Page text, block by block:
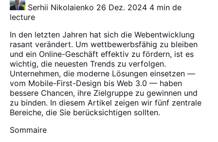
Serhii Nikolaienko 26 Dez. 2024 4 min de
lecture
In den letzten Jahren hat sich die Webentwicklung
rasant verändert. Um wettbewerbsfähig zu bleiben
und ein Online-Geschäft effektiv zu fördern, ist es
wichtig, die neuesten Trends zu verfolgen.
Unternehmen, die moderne Lösungen einsetzen —
vom Mobile-First-Design bis Web 3.0 — haben
bessere Chancen, ihre Zielgruppe zu gewinnen und
zu binden. In diesem Artikel zeigen wir fünf zentrale
Bereiche, die Sie berücksichtigen sollten.
Sommaire